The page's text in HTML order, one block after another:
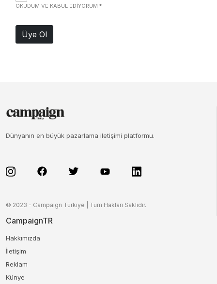
OKUDUM VE KABUL EDIYORUM *
Üye Ol
Dünyanın en büyük pazarlama iletişimi platformu.
© 2023 - Campaign Türkiye | Tüm Hakları Saklıdır.
CampaignTR
Hakkımızda
İletişim
Reklam
Künye